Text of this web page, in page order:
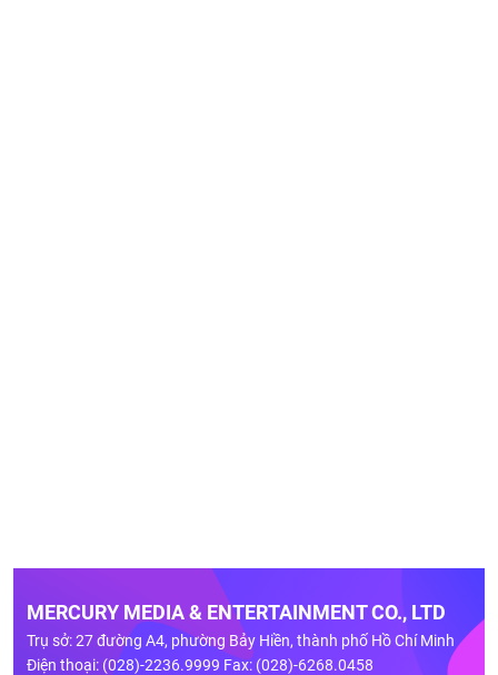
MERCURY MEDIA & ENTERTAINMENT CO., LTD
Trụ sở: 27 đường A4, phường Bảy Hiền, thành phố Hồ Chí Minh
Điện thoại: (028)-2236.9999 Fax: (028)-6268.0458